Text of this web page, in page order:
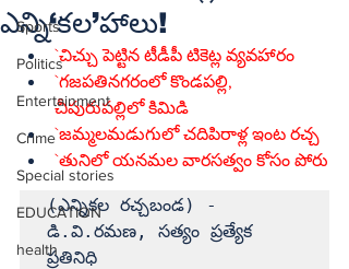
Sports
Politics
Entertainment
Crime
Special stories
EDUCATION
health
ఎన్ని‘కల’హాలు!
`చిచ్చు పెట్టిన టీడీపీ టికెట్ల వ్యవహారం
`గజపతినగరంలో కొండపల్లి,
చీపురుపల్లిలో కిమిడి
`జమ్మలమడుగులో చదిపిరాళ్ల ఇంట రచ్చ
`తునిలో యనమల వారసత్వం కోసం పోరు
(ఎన్నికల రచ్చబండ) -
డి.వి.రమణ, సత్యం ప్రత్యేక
ప్రతినిధి